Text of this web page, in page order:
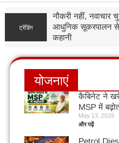
ट्रेंडिंग
नौकरी नहीं, नवाचार
आधुनिक सूकरपालन से
कहानी
योजनाएं
कैबिनेट ने
MSP में
सूरजमुखी और
बड़ा इजाफा
May 13, 2026
और पढ़ें
Petrol